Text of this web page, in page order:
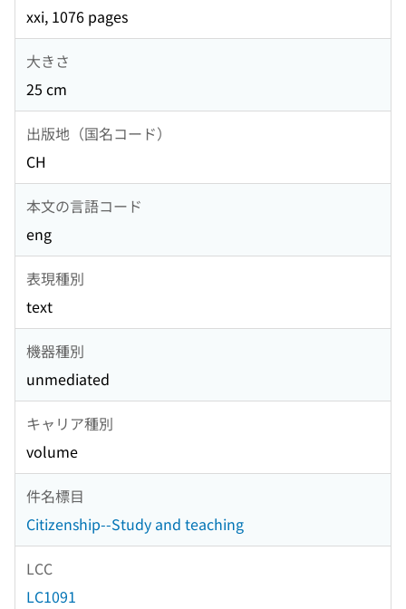
xxi, 1076 pages
大きさ
25 cm
出版地（国名コード）
CH
本文の言語コード
eng
表現種別
text
機器種別
unmediated
キャリア種別
volume
件名標目
Citizenship--Study and teaching
LCC
LC1091